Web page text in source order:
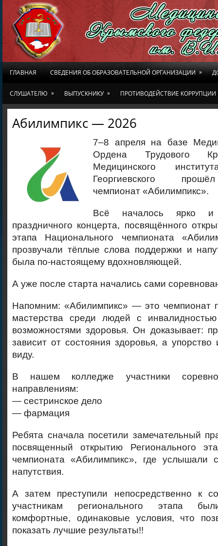
ГЛАВНАЯ СВЕДЕНИЯ ОБ ОБРАЗОВАТЕЛЬНОЙ ОРГАНИЗАЦИИ »
СЛУШАТЕЛЮ » ВЫПУСКНИКУ » ПРОТИВОДЕЙСТВИЕ КОРРУПЦИИ
Абилимпикс — 2026
7–8 апреля на базе
Ордена Трудового
Медицинского
Георгиевского
чемпионат «Абилимпикс».
Всё началось ярко
праздничного концерта, посвящённого
этапа Национального чемпионата
прозвучали тёплые слова поддержки и
была по-настоящему вдохновляющей.
А уже после старта начались сами
Напомним: «Абилимпикс» — это чемпионат
мастерства среди людей с
возможностями здоровья. Он доказывает:
зависит от состояния здоровья, а упорство
виду.
В нашем колледже участники
направлениям:
— сестринское дело
— фармация
Ребята сначала посетили замечательный
посвященный открытию Регионального
чемпионата «Абилимпикс», где услышали
напутствия.
А затем преступили непосредственно к
участникам регионального этапа
комфортные, одинаковые условия, что
показать лучшие результаты!!